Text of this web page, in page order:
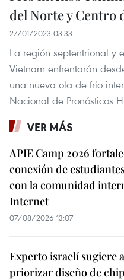
del Norte y Centro
27/01/2023 03:33
La región septentrional y
Vietnam enfrentarán
una nueva ola de frío
Nacional de Pronósticos
VER MÁS
APIE Camp 2026
conexión de
con la comunidad
Internet
07/08/2026 13:07
Experto israelí sugiere
priorizar diseño de